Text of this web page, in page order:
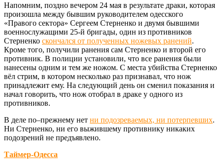
Напомним, поздно вечером 24 мая в результате драки, которая
произошла между бывшим руководителем одесского
«Правого сектора» Сергеем Стерненко и двумя бывшими
военнослужащими 25-й бригады, один из противников
Стерненко скончался от полученных ножевых ранений.
Кроме того, получили ранения сам Стерненко и второй его
противник. В полиции установили, что все ранения были
нанесены одним и тем же ножом. С места убийства Стерненко
вёл стрим, в котором несколько раз признавал, что нож
принадлежит ему. На следующий день он сменил показания и
начал говорить, что нож отобрал в драке у одного из
противников.
В деле по–прежнему нет ни подозреваемых, ни потерпевших.
Ни Стерненко, ни его выжившему противнику никаких
подозрений не предъявлено.
Таймер-Одесса